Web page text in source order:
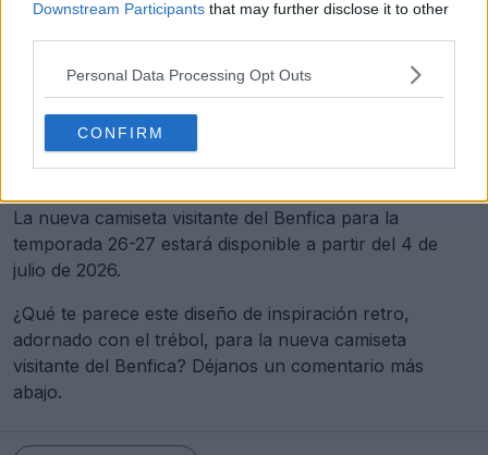
Downstream Participants that may further disclose it to other
Personal Data Processing Opt Outs
CONFIRM
Echa un vistazo a todas las camisetas del S.L. Benfica
en Football Kit Archive
La nueva camiseta visitante del Benfica para la
temporada 26-27 estará disponible a partir del 4 de
julio de 2026.
¿Qué te parece este diseño de inspiración retro,
adornado con el trébol, para la nueva camiseta
visitante del Benfica? Déjanos un comentario más
abajo.